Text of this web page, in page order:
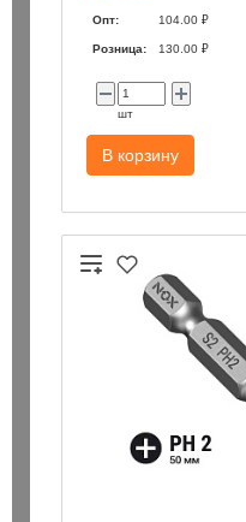
Опт: 104.00 ₽
Розница: 130.00 ₽
шт
В корзину